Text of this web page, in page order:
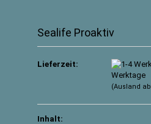
Konto erstellen
Sealife Proaktiv
Lieferzeit:
Werktage
(Ausland
Inhalt: